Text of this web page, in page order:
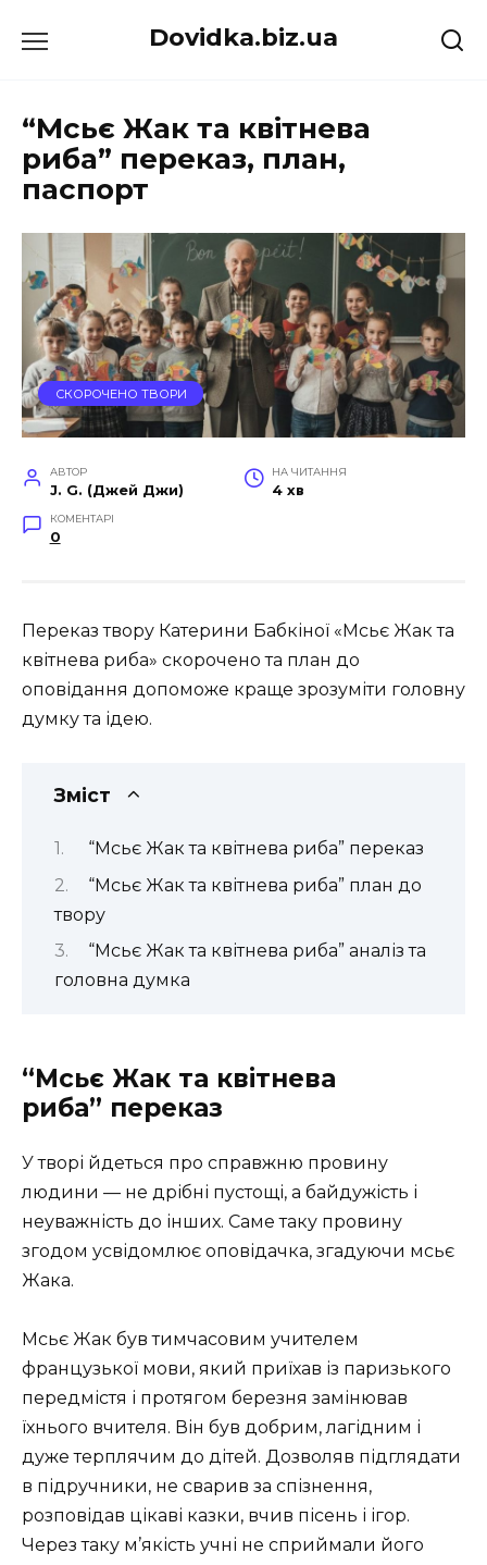
до
Dovidka.biz.ua
“Мсьє Жак та квітнева
риба” переказ, план,
паспорт
СКОРОЧЕНО ТВОРИ
АВТОР
J. G. (Джей Джи)
НА ЧИТАННЯ
4 хв
КОМЕНТАРІ
0
Переказ твору Катерини Бабкіної «Мсьє Жак та
квітнева риба» скорочено та план до
оповідання допоможе краще зрозуміти головну
думку та ідею.
Зміст
“Мсьє Жак та квітнева риба” переказ
“Мсьє Жак та квітнева риба” план до
твору
“Мсьє Жак та квітнева риба” аналіз та
головна думка
“Мсьє Жак та квітнева
риба” переказ
У творі йдеться про справжню провину
людини — не дрібні пустощі, а байдужість і
неуважність до інших. Саме таку провину
згодом усвідомлює оповідачка, згадуючи мсьє
Жака.
Мсьє Жак був тимчасовим учителем
французької мови, який приїхав із паризького
передмістя і протягом березня замінював
їхнього вчителя. Він був добрим, лагідним і
дуже терплячим до дітей. Дозволяв підглядати
в підручники, не сварив за спізнення,
розповідав цікаві казки, вчив пісень і ігор.
Через таку м’якість учні не сприймали його